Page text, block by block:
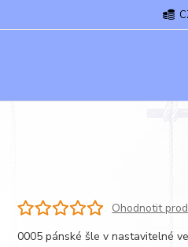
Ohodnotit
0005 pánské šle v nastavitelné